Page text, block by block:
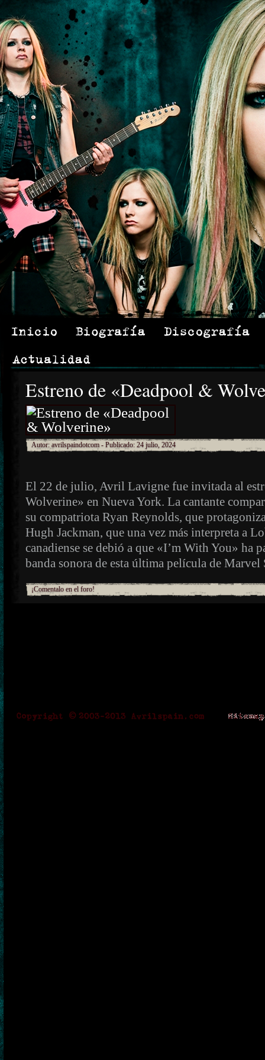
Estreno de «Deadpool &
Autor: avrilspaindotcom- Publicado: 24 julio, 2024
El 22 de julio, Avril Lavigne fue invitada al
Wolverine» en Nueva York. La cantante
su compatriota Ryan Reynolds, que
Hugh Jackman, que una vez más interpreta a
canadiense se debió a que «I’m With You» ha
banda sonora de esta última película de Marvel
¡Comentalo en el foro!